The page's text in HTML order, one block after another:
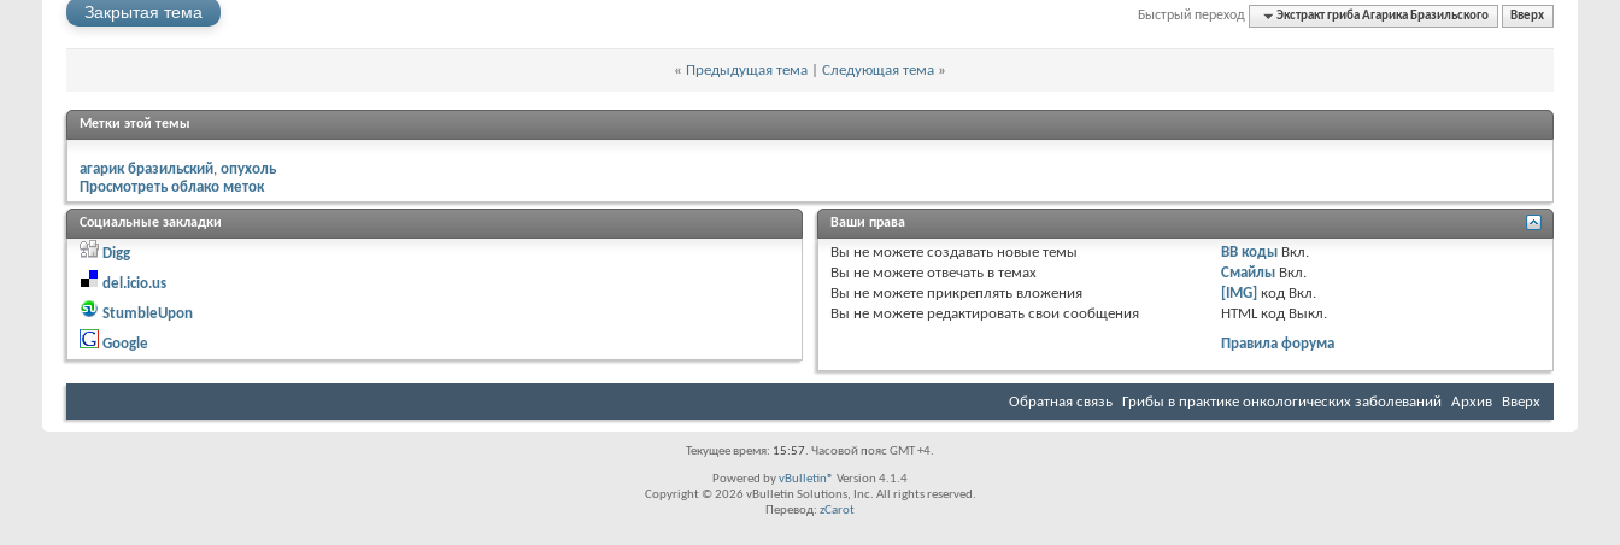
Закрытая тема Быстрый переход Экстракт гриба Агарика Бразильского Вверх
« Предыдущая тема Следующая тема »
Метки этой темы
агарик бразильский опухоль
Просмотреть облако меток
Социальные закладки
Digg
del.icio.us
StumbleUpon
Google
Ваши права
Вы не можете создавать новые темы
Вы не можете отвечать в темах
Вы не можете прикреплять вложения
Вы не можете редактировать свои сообщения
BB коды Вкл.
Смайлы Вкл.
[IMG] код Вкл.
HTML код Выкл.
Правила форума
Обратная связь Грибы в практике онкологических заболеваний Архив Вверх
Текущее время: 15:57. Часовой пояс GMT +4.
Powered byvBulletin® Version 4.1.4
Copyright © 2026 vBulletin Solutions, Inc. All rights reserved.
Перевод: zCarot